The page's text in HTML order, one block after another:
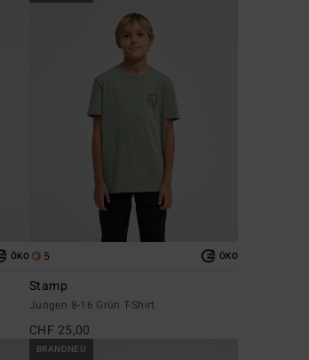
ÖKO 5 ÖKO
Stamp
Jungen 8-16 Grün T-Shirt
CHF 25,00
BRANDNEU